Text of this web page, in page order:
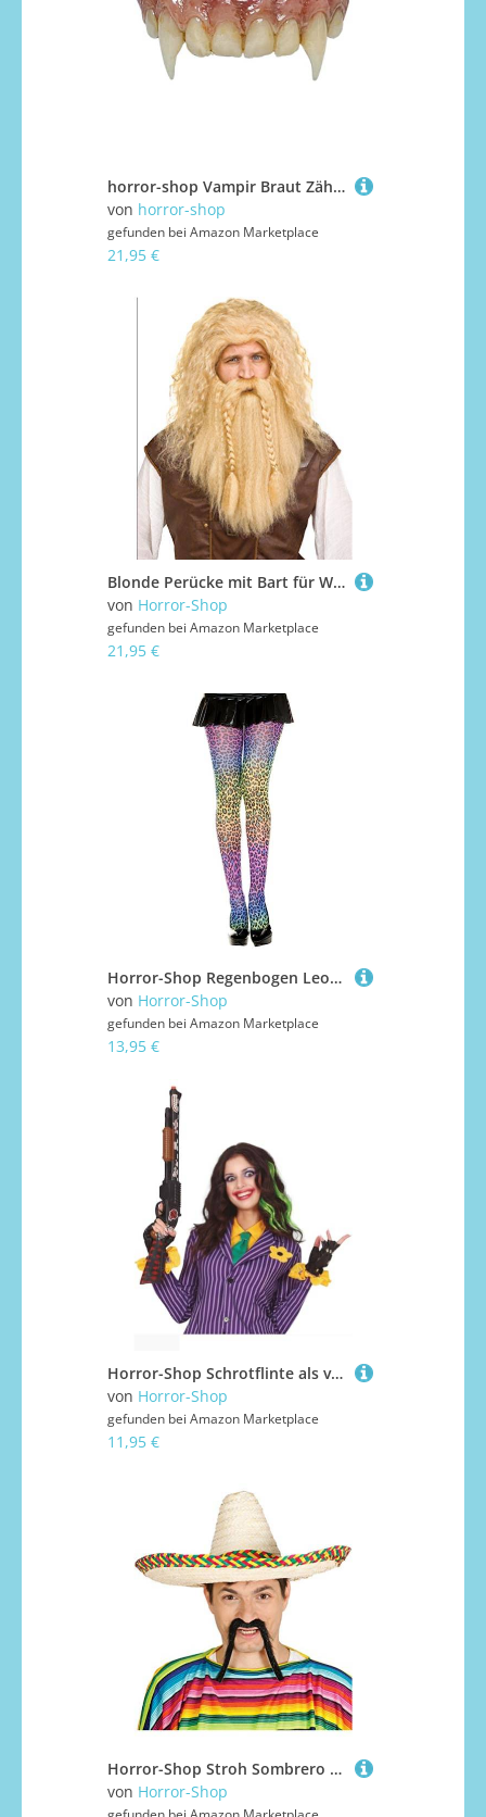
horror-shop Vampir Braut Zähne als SFX Gebiss für Halloween und Fasching
von horror-shop
gefunden bei Amazon Marketplace
21,95 €
Blonde Perücke mit Bart für Wikinger Kostüme
von Horror-Shop
gefunden bei Amazon Marketplace
21,95 €
Horror-Shop Regenbogen Leopard Strumpfhose für Damen
von Horror-Shop
gefunden bei Amazon Marketplace
13,95 €
Horror-Shop Schrotflinte als verrückte Spielzeugwaffe für Harlekin Kostüme
von Horror-Shop
gefunden bei Amazon Marketplace
11,95 €
Horror-Shop Stroh Sombrero mit Buntem Rand für Fasching, Karneval & Junggesellenabschied
von Horror-Shop